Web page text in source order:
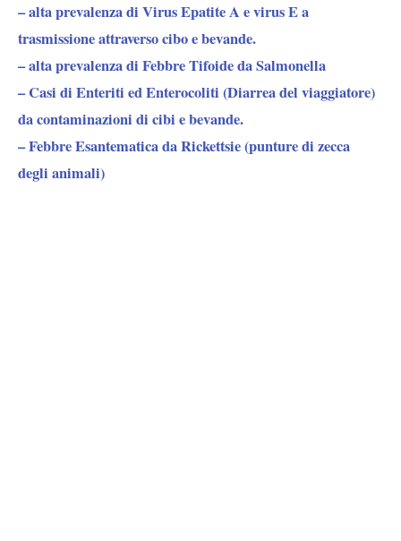
– alta prevalenza di VirusEpatite A e virus E a
trasmissione attraverso cibo e bevande.
– alta prevalenza di Febbre Tifoide da Salmonella
– Casi di Enteriti ed Enterocoliti (Diarrea del viaggiatore)
da contaminazioni di cibi e bevande.
–Febbre Esantematica da Rickettsie(punture di zecca
degli animali)